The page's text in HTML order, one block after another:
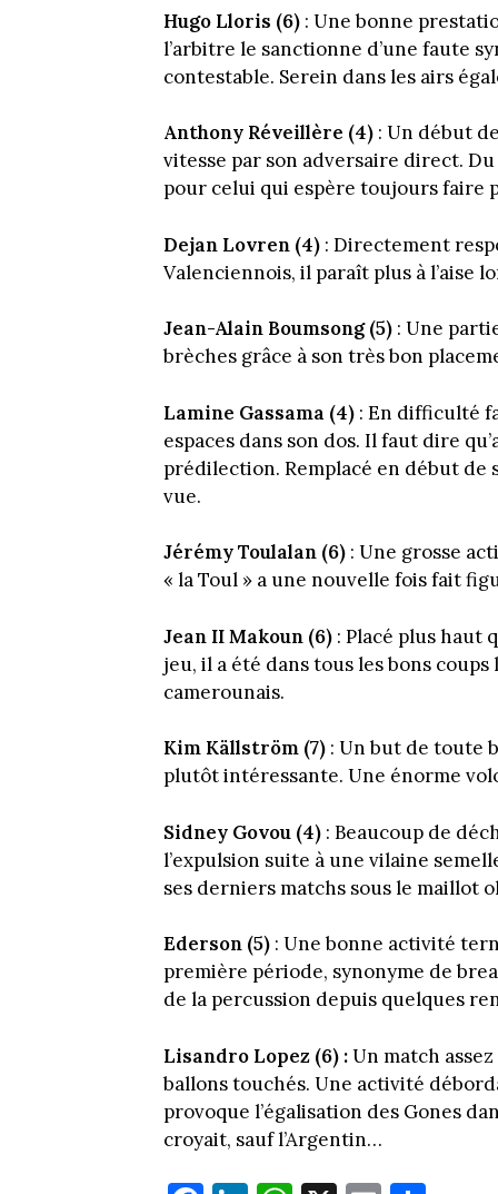
Hugo Lloris (6) : Une bonne
l’arbitre le sanctionne d’une faute
contestable. Serein dans les airs
Anthony Réveillère (4) : Un début
vitesse par son adversaire direct.
pour celui qui espère toujours faire
Dejan Lovren (4) : Directement
Valenciennois, il paraît plus à l’aise
Jean-Alain Boumsong (5) : Une
brèches grâce à son très bon
Lamine Gassama (4) : En difficulté
espaces dans son dos. Il faut dire
prédilection. Remplacé en début de
vue.
Jérémy Toulalan (6) : Une grosse
« la Toul » a une nouvelle fois fait
Jean II Makoun (6) : Placé plus haut
jeu, il a été dans tous les bons
camerounais.
Kim Källström (7) : Un but de toute
plutôt intéressante. Une énorme
Sidney Govou (4) : Beaucoup de
l’expulsion suite à une vilaine
ses derniers matchs sous le maillot
Ederson (5) : Une bonne activité
première période, synonyme de
de la percussion depuis quelques
Lisandro Lopez (6) :Un match
ballons touchés. Une activité
provoque l’égalisation des Gones
croyait, sauf l’Argentin…